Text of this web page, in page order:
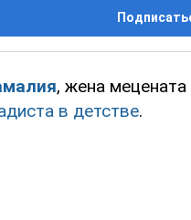
, жена
в детстве.